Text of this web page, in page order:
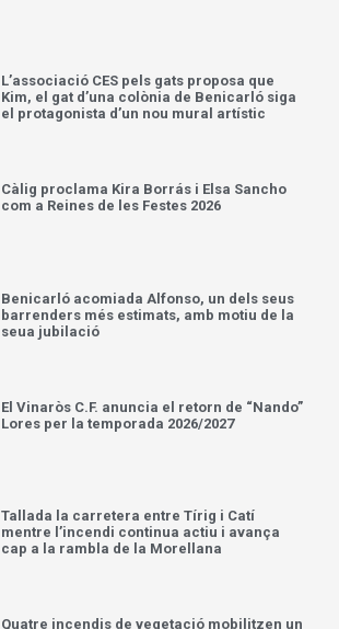
L’associació CES pels gats proposa que
Kim, el gat d’una colònia de Benicarló siga
el protagonista d’un nou mural artístic
Càlig proclama Kira Borrás i Elsa Sancho
com a Reines de les Festes 2026
Benicarló acomiada Alfonso, un dels seus
barrenders més estimats, amb motiu de la
seua jubilació
El Vinaròs C.F. anuncia el retorn de “Nando”
Lores per la temporada 2026/2027
Tallada la carretera entre Tírig i Catí
mentre l’incendi continua actiu i avança
cap a la rambla de la Morellana
Quatre incendis de vegetació mobilitzen un